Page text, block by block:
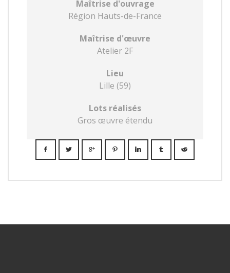
Maîtrise d'ouvrage
Région Hauts-de-France
Maîtrise d'œuvre
Atelier 2F
Lieu
Lille (59)
Lots réalisés
Gros œuvre étendu